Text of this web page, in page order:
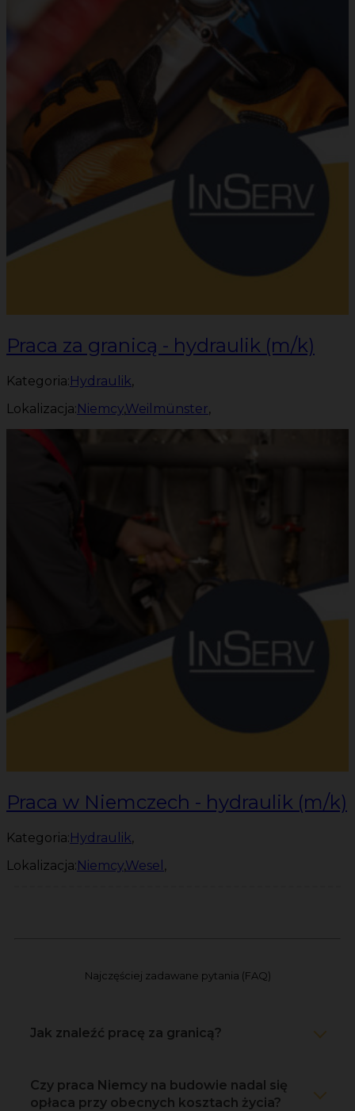
Praca za granicą - hydraulik (m/k)
Kategoria:Hydraulik,
Lokalizacja:Niemcy,Weilmünster,
Praca w Niemczech - hydraulik (m/k)
Kategoria:Hydraulik,
Lokalizacja:Niemcy,Wesel ,
Najczęściej zadawane pytania (FAQ)
Jak znaleźć pracę za granicą?
Czy praca Niemcy na budowie nadal się
opłaca przy obecnych kosztach życia?